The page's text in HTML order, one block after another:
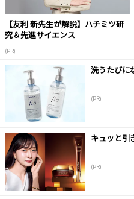
【友利 新先生が解説】ハチミツ研
究＆先進サイエンス
(PR)
洗うたびに
(PR)
キュッと引
(PR)